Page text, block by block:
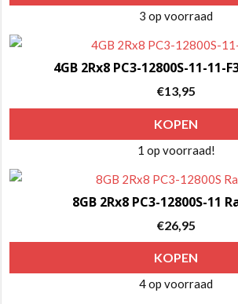
3 op voorraad
4GB 2Rx8 PC3-12800S-11-11-
€13,95
KOPEN
1 op voorraad!
8GB 2Rx8 PC3-12800S-11
€26,95
KOPEN
4 op voorraad